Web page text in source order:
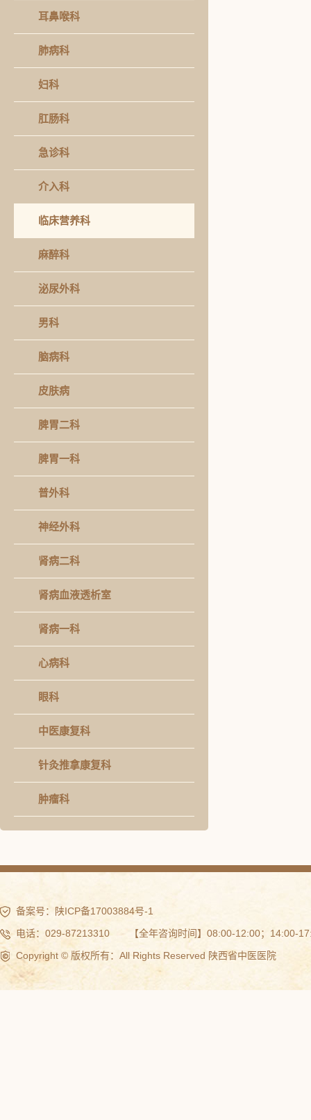
耳鼻喉科
肺病科
妇科
肛肠科
急诊科
介入科
临床营养科
麻醉科
泌尿外科
男科
脑病科
皮肤病
脾胃二科
脾胃一科
普外科
神经外科
肾病二科
肾病血液透析室
肾病一科
心病科
眼科
中医康复科
针灸推拿康复科
肿瘤科
备案号：
陕ICP备17003884号-1
电话：029-87213310 【全年咨询时间】08:00-12:00；14:00-
Copyright © 版权所有：All Rights Reserved 陕西省中医医院